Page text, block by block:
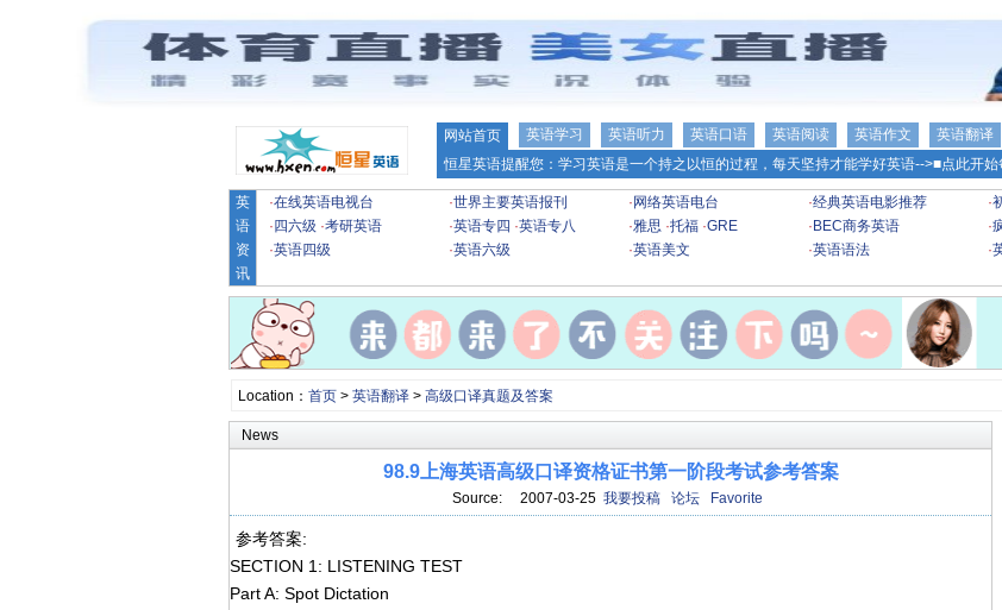
网站首页 英语学习 英语听力 英语口语 英语阅读 英语作文 英语翻译
恒星英语提醒您：学习英语是一个持之以恒的过程，每天坚持才能学好英语-->■点此开
英
语
资
讯
·在线英语电视台 ·世界主要英语报刊 · 网络英语电台 ·经典英语电影推荐 ·
· 四六级 ·考研英语 ·英语专四 ·英语专八 ·雅思 ·托福 ·GRE · BEC商务英语 ·
·英语四级 ·英语六级 ·英语美文 ·英语语法 ·
Location： 首页> 英语翻译> 高级口译真题及答案
News
98.9上海英语高级口译资格证书第一阶段考试参考答案
Source: 2007-03-25 我要投稿 论坛 Favorite
参考答案:
SECTION 1: LISTENING TEST
Part A: Spot Dictation